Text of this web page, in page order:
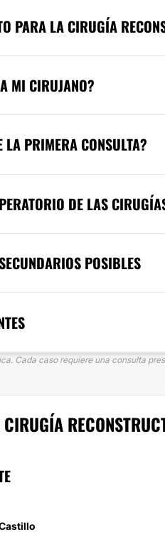
PARA LA CIRUGÍA
MI CIRUJANO?
PRIMERA CONSULTA?
DE LAS
POSIBLES
Cada caso requiere una consulta